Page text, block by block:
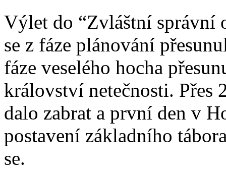
Výlet do “Zvláštní správní
se z fáze plánování
fáze veselého hocha
království netečnosti. Přes
dalo zabrat a první den v
postavení základního
se.